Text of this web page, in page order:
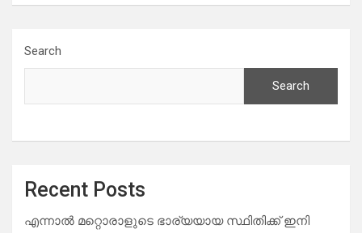
Search
Search
Recent Posts
എന്നാൽ മറ്റൊരാളുടെ ഭാര്യയായ സ്ഥിതിക്ക് ഇനി